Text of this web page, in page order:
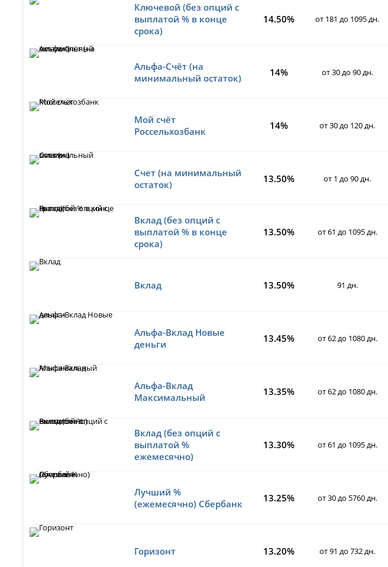
Ключевой (без опций с
выплатой % в конце
срока)
14.50% от 181 до 1095 дн.
Альфа-Счёт (на
минимальный остаток)
14% от 30 до 90 дн.
Мой счёт
Россельхозбанк
14% от 30 до 120 дн.
Счет (на минимальный
остаток)
13.50% от 1 до 90 дн.
Вклад (без опций с
выплатой % в конце
срока)
13.50% от 61 до 1095 дн.
Вклад 13.50% 91 дн.
Альфа-Вклад Новые
деньги
13.45% от 62 до 1080 дн.
Альфа-Вклад
Максимальный
13.35% от 62 до 1080 дн.
Вклад (без опций с
выплатой %
ежемесячно)
13.30% от 61 до 1095 дн.
Лучший %
(ежемесячно) Сбербанк
13.25% от 30 до 5760 дн.
Горизонт 13.20% от 91 до 732 дн.